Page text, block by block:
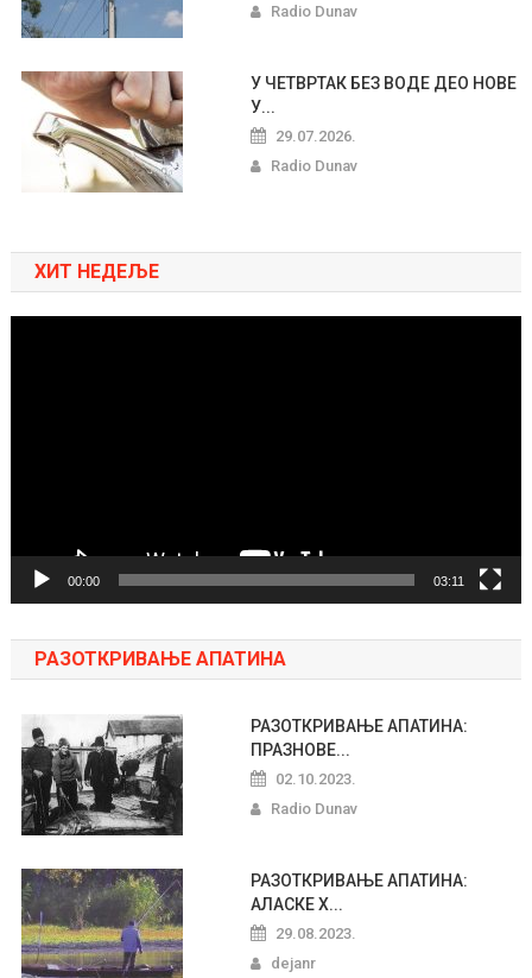
Radio Dunav
У ЧЕТВРТАК БЕЗ ВОДЕ ДЕО НОВЕ
У...
29.07.2026.
Radio Dunav
ХИТ НЕДЕЉЕ
00:00 03:11
РАЗОТКРИВАЊЕ АПАТИНА
РАЗОТКРИВАЊЕ АПАТИНА:
ПРАЗНОВЕ...
02.10.2023.
Radio Dunav
РАЗОТКРИВАЊЕ АПАТИНА:
АЛАСКЕ Х...
29.08.2023.
dejanr